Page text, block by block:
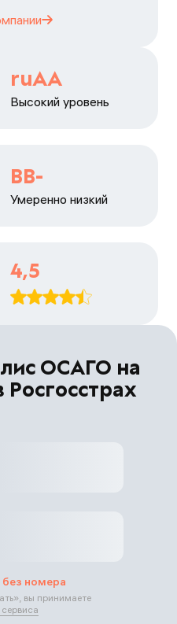
ruAA
Высокий уровень
BB-
Умеренно низкий
4,5
ОСАГО на
без номера
», вы принимаете